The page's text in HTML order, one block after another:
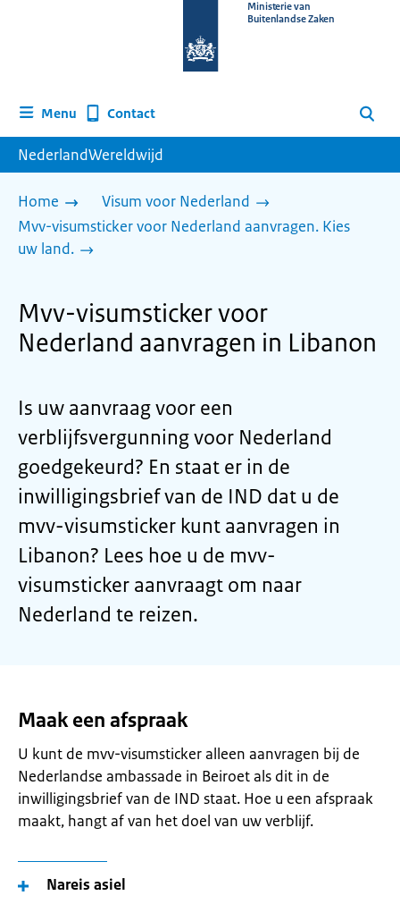
homepage
Ministerie van
Buitenlandse Zaken
Menu Contact Zoeken
NederlandWereldwijd
Home
Visum voor Nederland
Mvv-visumsticker voor Nederland aanvragen. Kies
uw land.
Mvv-visumsticker voor
Nederland aanvragen in Libanon
Is uw aanvraag voor een
verblijfsvergunning voor Nederland
goedgekeurd? En staat er in de
inwilligingsbrief van de IND dat u de
mvv-visumsticker kunt aanvragen in
Libanon? Lees hoe u de mvv-
visumsticker aanvraagt om naar
Nederland te reizen.
Maak een afspraak
U kunt de mvv-visumsticker alleen aanvragen bij de
Nederlandse ambassade in Beiroet als dit in de
inwilligingsbrief van de IND staat. Hoe u een afspraak
maakt, hangt af van het doel van uw verblijf.
Nareis asiel